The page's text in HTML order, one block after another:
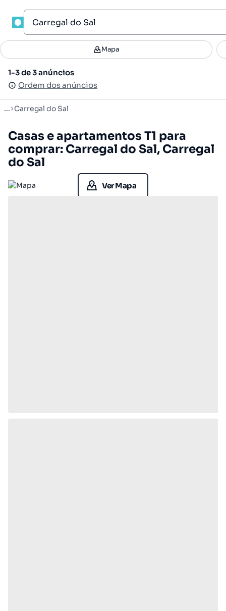
Filtros 2 Guardar pesquisa
1-3 de 3 anúncios
Ordem dos anúncios
Mapa
1-3 de 3 anúncios
Ordem dos anúncios
... Carregal do Sal
Casas e apartamentos T1 para
comprar: Carregal do Sal, Carregal
do Sal
Ver Mapa